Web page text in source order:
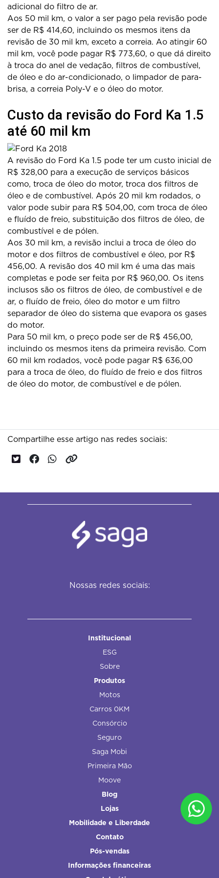
adicional do filtro de ar.
Aos 50 mil km, o valor a ser pago pela revisão pode
ser de R$ 414,60, incluindo os mesmos itens da
revisão de 30 mil km, exceto a correia. Ao atingir 60
mil km, você pode pagar R$ 773,60, o que dá direito
à troca do anel de vedação, filtros de combustível,
de óleo e do ar-condicionado, o limpador de para-
brisa, a correia Poly-V e o óleo do motor.
Custo da revisão do Ford Ka 1.5
até 60 mil km
A revisão do Ford Ka 1.5 pode ter um custo inicial de
R$ 328,00 para a execução de serviços básicos
como, troca de óleo do motor, troca dos filtros de
óleo e de combustível. Após 20 mil km rodados, o
valor pode subir para R$ 504,00, com troca de óleo
e fluído de freio, substituição dos filtros de óleo, de
combustível e de pólen.
Aos 30 mil km, a revisão inclui a troca de óleo do
motor e dos filtros de combustível e óleo, por R$
456,00. A revisão dos 40 mil km é uma das mais
completas e pode ser feita por R$ 960,00. Os itens
inclusos são os filtros de óleo, de combustível e de
ar, o fluído de freio, óleo do motor e um filtro
separador de óleo do sistema que evapora os gases
do motor.
Para 50 mil km, o preço pode ser de R$ 456,00,
incluindo os mesmos itens da primeira revisão. Com
60 mil km rodados, você pode pagar R$ 636,00
para a troca de óleo, do fluído de freio e dos filtros
de óleo do motor, de combustível e de pólen.
Compartilhe esse artigo nas redes sociais:
Nossas redes sociais:
Institucional
ESG
Sobre
Produtos
Motos
Carros 0KM
Consórcio
Seguro
Saga Mobi
Primeira Mão
Moove
Blog
Lojas
Mobilidade e Liberdade
Contato
Pós-vendas
Informações financeiras